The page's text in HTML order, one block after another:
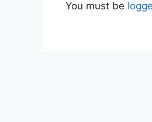
You must be